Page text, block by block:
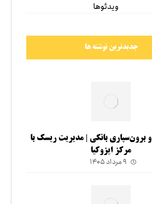
ویدئوها
جدیدترین نوشته ها
ایزو ۲۰۰۲۲ و برون‌سپاری بانکی | مدیریت ریسک با
مرکز ایزوکیا
۹ مرداد ۱۴۰۵